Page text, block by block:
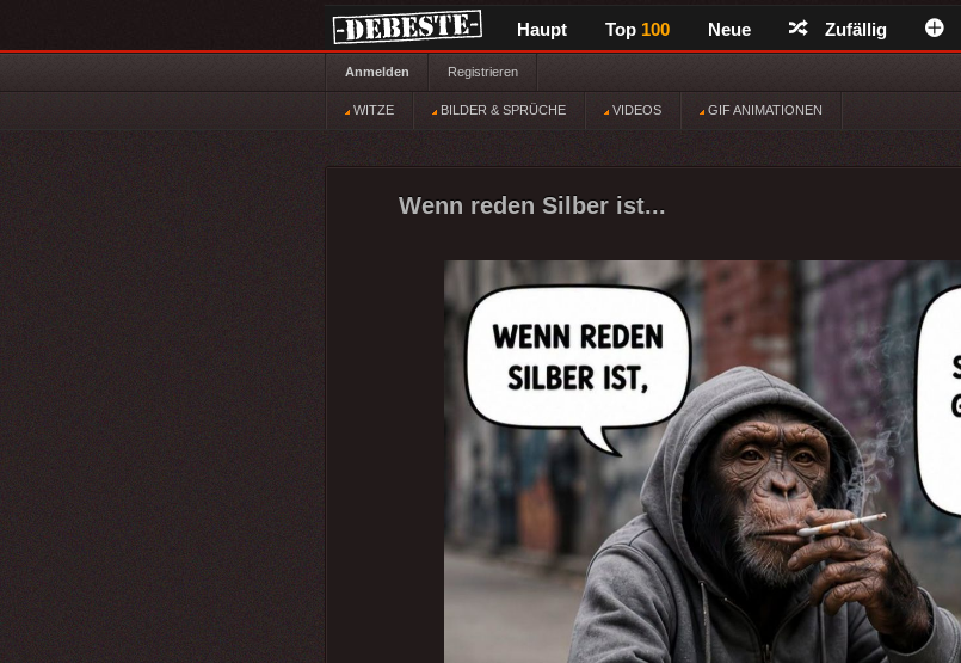
Haupt Top 100 Neue Zufällig
Anmelden Registrieren
WITZE BILDER & SPRÜCHE VIDEOS GIF ANIMATIONEN
Wenn reden Silber ist...